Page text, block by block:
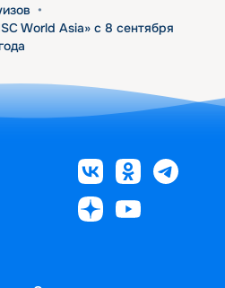
•
World Asia» с 8 сентября